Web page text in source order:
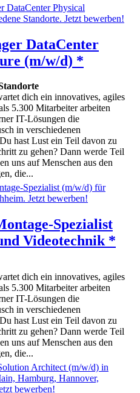
DataCenter
(m/w/d) *
dich ein innovatives, agiles
5.300 Mitarbeiter arbeiten
IT-Lösungen die
in verschiedenen
hast Lust ein Teil davon zu
zu gehen? Dann werde Teil
uns auf Menschen aus den
die...
Spezialist
Videotechnik *
dich ein innovatives, agiles
5.300 Mitarbeiter arbeiten
IT-Lösungen die
in verschiedenen
hast Lust ein Teil davon zu
zu gehen? Dann werde Teil
uns auf Menschen aus den
die...